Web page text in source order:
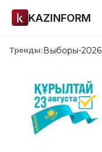
KAZINFORM
Тренды:Выборы-2026